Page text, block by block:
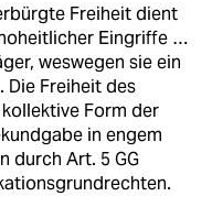
Freiheit dient
Eingriffe …
weswegen sie ein
Freiheit des
Form der
in engem
durch Art. 5 GG